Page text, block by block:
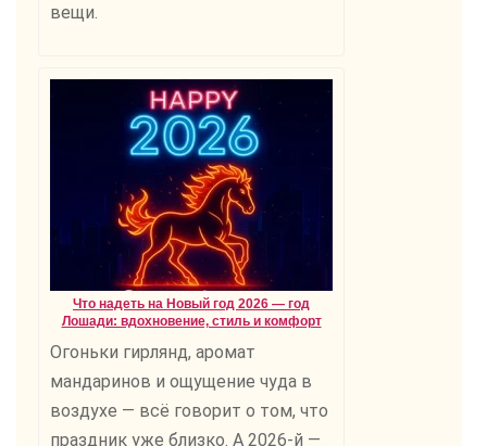
вещи.
Что надеть на Новый год 2026 — год
Лошади: вдохновение, стиль и комфорт
Огоньки гирлянд, аромат
мандаринов и ощущение чуда в
воздухе — всё говорит о том, что
праздник уже близко. А 2026-й —